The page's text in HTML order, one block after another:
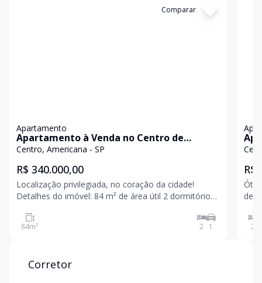
Comparar
Apartamento
Apartamento à Venda no Centro de
Americana
Centro, Americana - SP
R$ 340.000,00
Localização privilegiada, no coração da cidade!
Detalhes do imóvel: 84 m² de área útil 2 dormitórios.
conservação Condomínio com: Elevador Portaria
Salão de festas Ideal para quem busca confor
84m² 2 1
R$
de
2
Corretor